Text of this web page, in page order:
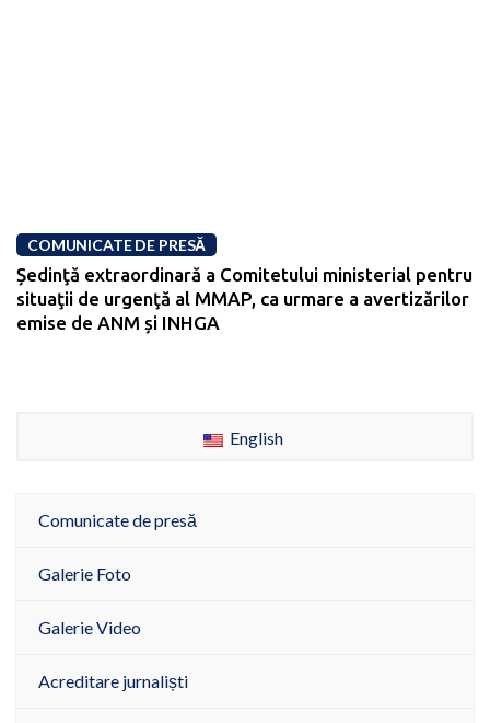
COMUNICATE DE PRESĂ
Ședinţă extraordinară a Comitetului ministerial pentru
situaţii de urgenţă al MMAP, ca urmare a avertizărilor
emise de ANM și INHGA
English
Comunicate de presă
Galerie Foto
Galerie Video
Acreditare jurnaliști